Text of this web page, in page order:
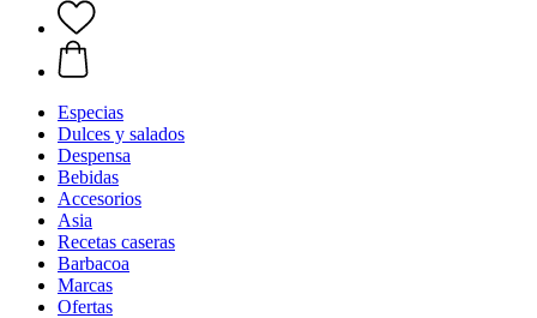
Especias
Dulces y salados
Despensa
Bebidas
Accesorios
Asia
Recetas caseras
Barbacoa
Marcas
Ofertas